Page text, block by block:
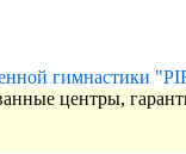
гимнастики
центры,